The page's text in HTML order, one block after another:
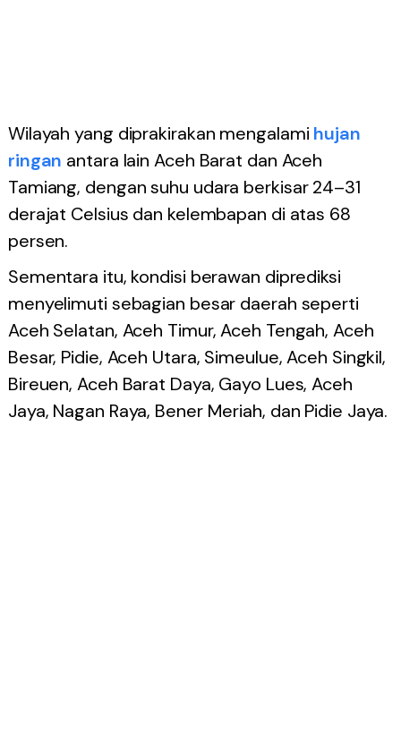
Wilayah yang diprakirakan mengalami hujan
ringan antara lain Aceh Barat dan Aceh
Tamiang, dengan suhu udara berkisar 24–31
derajat Celsius dan kelembapan di atas 68
persen.
Sementara itu, kondisi berawan diprediksi
menyelimuti sebagian besar daerah seperti
Aceh Selatan, Aceh Timur, Aceh Tengah, Aceh
Besar, Pidie, Aceh Utara, Simeulue, Aceh Singkil,
Bireuen, Aceh Barat Daya, Gayo Lues, Aceh
Jaya, Nagan Raya, Bener Meriah, dan Pidie Jaya.